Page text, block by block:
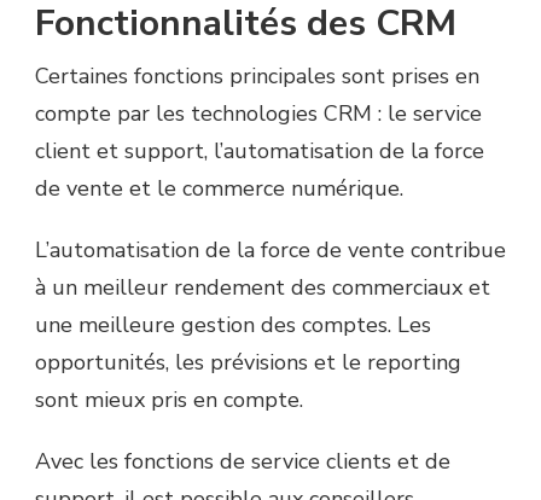
Fonctionnalités des CRM
Certaines fonctions principales sont prises en
compte par les technologies CRM : le service
client et support, l’automatisation de la force
de vente et le commerce numérique.
L’automatisation de la force de vente contribue
à un meilleur rendement des commerciaux et
une meilleure gestion des comptes. Les
opportunités, les prévisions et le reporting
sont mieux pris en compte.
Avec les fonctions de service clients et de